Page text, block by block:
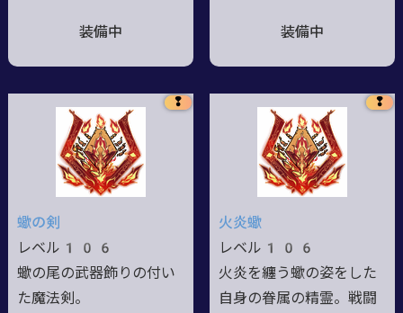
装備中 装備中
❢
蠍の剣
レベル106
蠍の尾の武器飾りの付い
た魔法剣。
❢
火炎蠍
レベル106
火炎を纏う蠍の姿をした
自身の眷属の精霊。戦闘